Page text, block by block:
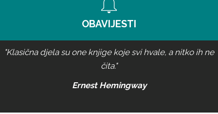
OBAVIJESTI
"Klasična djela su one knjige koje svi hvale, a nitko ih ne
čita."
Ernest Hemingway